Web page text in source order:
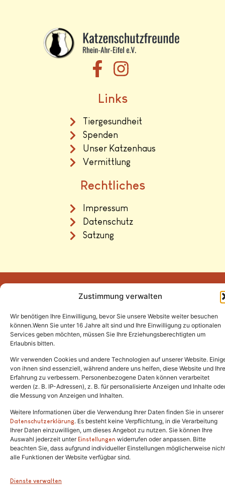
Zustimmung verwalten
Wir benötigen Ihre Einwilligung, bevor Sie unsere Website weiter besuchen
können.Wenn Sie unter 16 Jahre alt sind und Ihre Einwilligung zu optionalen
Services geben möchten, müssen Sie Ihre Erziehungsberechtigten um
Erlaubnis bitten.
Wir verwenden Cookies und andere Technologien auf unserer Website.
von ihnen sind essenziell, während andere uns helfen, diese Website und Ihre
Erfahrung zu verbessern. Personenbezogene Daten können verarbeitet
werden (z. B. IP-Adressen), z. B. für personalisierte Anzeigen und Inhalte
die Messung von Anzeigen und Inhalten.
Weitere Informationen über die Verwendung Ihrer Daten finden Sie in unserer
Datenschutzerklärung. Es besteht keine Verpflichtung, in die Verarbeitung
Ihrer Daten einzuwilligen, um dieses Angebot zu nutzen. Sie können Ihre
Auswahl jederzeit unterEinstellungen widerrufen oder anpassen. Bitte
beachten Sie, dass aufgrund individueller Einstellungen möglicherweise
alle Funktionen der Website verfügbar sind.
Dienste verwalten
Links
Tiergesundheit
Spenden
Unser Katzenhaus
Vermittlung
Rechtliches
Impressum
Datenschutz
Satzung
Copyright © 2024. Alle Rechte vorbehalten.
Tel.:(02646) 915928
info@katzenschutzfreunde.de
Im Brandenfeld 22
53426 Schalkenbach